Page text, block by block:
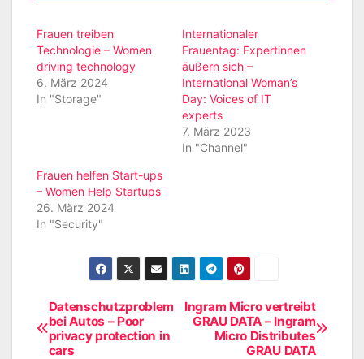
Frauen treiben
Technologie – Women
driving technology
6. März 2024
In "Storage"
Internationaler
Frauentag: Expertinnen
äußern sich –
International Woman’s
Day: Voices of IT
experts
7. März 2023
In "Channel"
Frauen helfen Start-ups
– Women Help Startups
26. März 2024
In "Security"
BeitragsnavigationIngram Micro vertreibt
GRAU DATA – Ingram
Micro Distributes
GRAU DATA
Datenschutzproblem
bei Autos – Poor
privacy protection in
cars